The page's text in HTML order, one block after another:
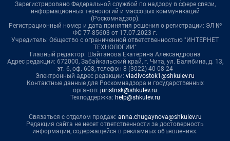
Зарегистрировано Федеральной службой по надзору в сфере связи,
информационных технологий и массовых коммуникаций
(Роскомнадзор).
Регистрационный номер и дата принятия решения о регистрации: ЭЛ №
ФС 77-85603 от 17.07.2023 г.
Учредитель: Общество с ограниченной ответственностью "ИНТЕРНЕТ
ТЕХНОЛОГИИ"
Главный редактор: Шайтанова Екатерина Александровна
Адрес редакции: 672000, Забайкальский край, г. Чита, ул. Балябина, д. 13,
эт. 6, оф. 608, телефон 8 (3022) 40-08-24
Электронный адрес редакции: vladivostok1@shkulev.ru
Контактные данные для Роскомнадзора и государственных
органов: juristnsk@shkulev.ru
Техподдержка: help@shkulev.ru
Связаться с отделом продаж: anna.chugaynova@shkulev.ru
Редакция сайта не несет ответственности за достоверность
информации, содержащейся в рекламных объявлениях.